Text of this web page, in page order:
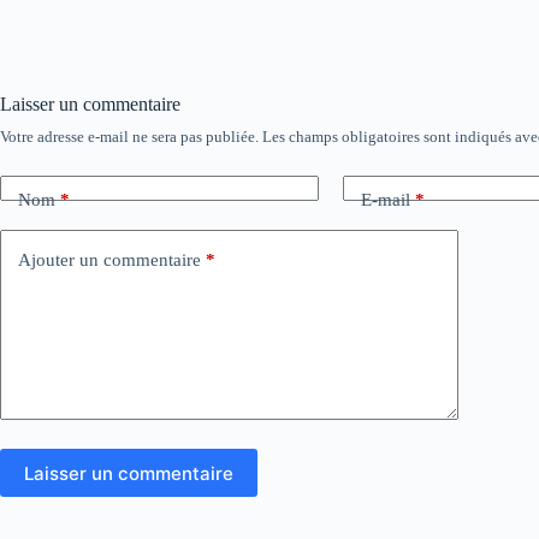
Laisser un commentaire
Votre adresse e-mail ne sera pas publiée. Les champs obligatoires sont indiqués
Nom* E-mail*
Ajouter un commentaire *
Laisser un commentaire